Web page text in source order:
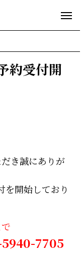
約受付開
き誠にありが
開始しており
7705